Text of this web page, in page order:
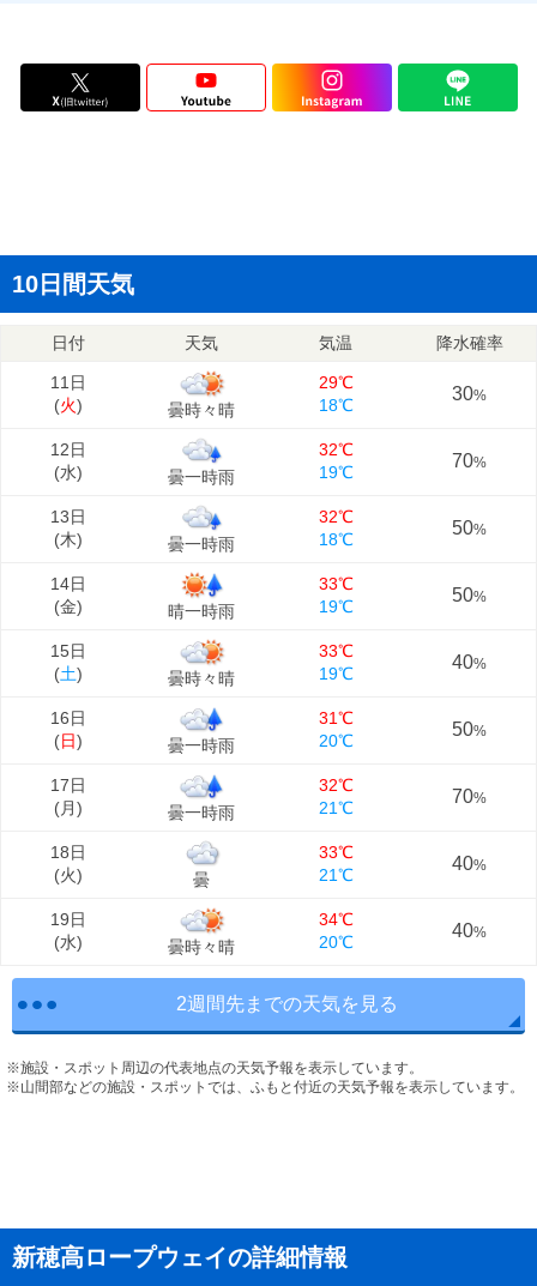
10日間天気
日付 天気 気温 降水確率
11日
(火) 曇時々晴
29℃
18℃
30%
12日
(水) 曇一時雨
32℃
19℃
70%
13日
(木) 曇一時雨
32℃
18℃
50%
14日
(金) 晴一時雨
33℃
19℃
50%
15日
(土) 曇時々晴
33℃
19℃
40%
16日
(日) 曇一時雨
31℃
20℃
50%
17日
(月) 曇一時雨
32℃
21℃
70%
18日
(火) 曇
33℃
21℃
40%
19日
(水) 曇時々晴
34℃
20℃
40%
2週間先までの天気を見る
※施設・スポット周辺の代表地点の天気予報を表示しています。
※山間部などの施設・スポットでは、ふもと付近の天気予報を表示しています。
新穂高ロープウェイの詳細情報